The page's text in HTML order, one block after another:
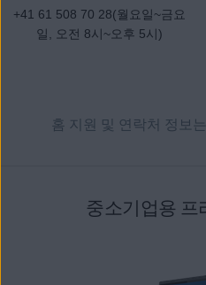
+41 61 508 70 28(월요일~금요
일, 오전 8시~오후 5시)
홈 지원 및 연락처 정보는
중소기업용 프